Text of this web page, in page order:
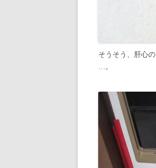
そうそう、肝心の
…。